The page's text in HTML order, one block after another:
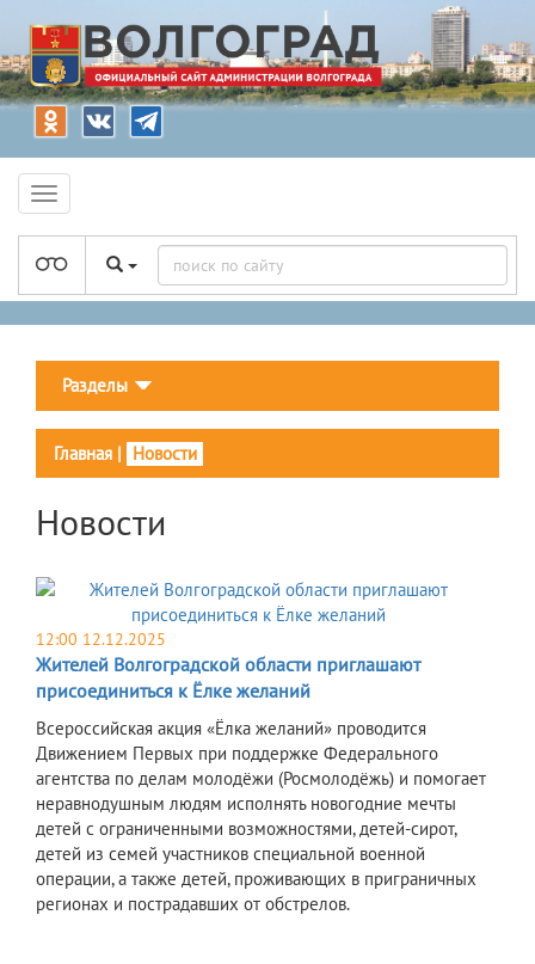
Разделы
Главная | Новости
Новости
12:00 12.12.2025
​Жителей Волгоградской области приглашают
присоединиться к Ёлке желаний
Всероссийская акция «Ёлка желаний» проводится
Движением Первых при поддержке Федерального
агентства по делам молодёжи (Росмолодёжь) и помогает
неравнодушным людям исполнять новогодние мечты
детей с ограниченными возможностями, детей-сирот,
детей из семей участников специальной военной
операции, а также детей, проживающих в приграничных
регионах и пострадавших от обстрелов.